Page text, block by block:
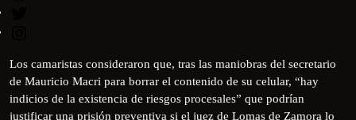
Los camaristas consideraron que, tras las maniobras del secretario
de Mauricio Macri para borrar el contenido de su celular, “hay
indicios de la existencia de riesgos procesales” que podrían
justificar una prisión preventiva si el juez de Lomas de Zamora lo